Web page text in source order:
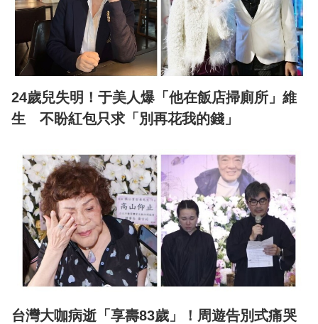
24歲兒失明！于美人爆「他在飯店掃廁所」維
生 不盼紅包只求「別再花我的錢」
台灣大咖病逝「享壽83歲」！周遊告別式痛哭